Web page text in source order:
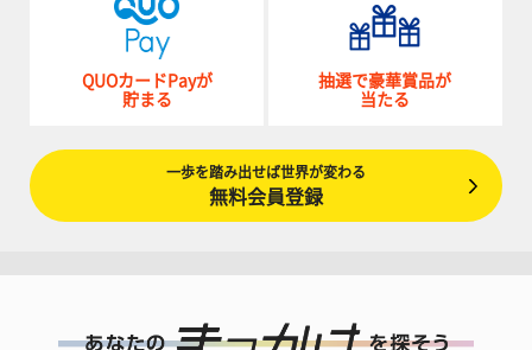
QUOカードPayが
貯まる
抽選で豪華賞品が
当たる
一歩を踏み出せば世界が変わる
無料会員登録